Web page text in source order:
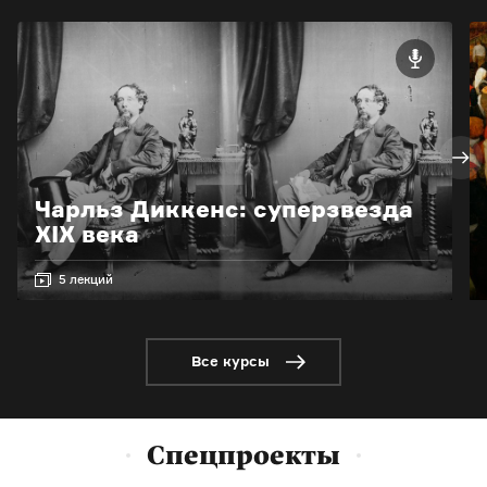
Чарльз Диккенс: суперзвезда
XIX века
5 лекций
Все курсы
Спецпроекты